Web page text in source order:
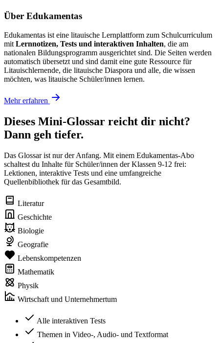
Über Edukamentas
Edukamentas ist eine litauische Lernplattform zum Schulcurriculum
mit Lernnotizen, Tests und interaktiven Inhalten, die am
nationalen Bildungsprogramm ausgerichtet sind. Die Seiten werden
automatisch übersetzt und sind damit eine gute Ressource für
Litauischlernende, die litauische Diaspora und alle, die wissen
möchten, was litauische Schüler/innen lernen.
Mehr erfahren
Dieses Mini-Glossar reicht dir nicht?
Dann geh tiefer.
Das Glossar ist nur der Anfang. Mit einem Edukamentas-Abo
schaltest du Inhalte für Schüler/innen der Klassen 9-12 frei:
Lektionen, interaktive Tests und eine umfangreiche
Quellenbibliothek für das Gesamtbild.
Literatur
Geschichte
Biologie
Geografie
Lebenskompetenzen
Mathematik
Physik
Wirtschaft und Unternehmertum
Alle interaktiven Tests
Themen in Video-, Audio- und Textformat